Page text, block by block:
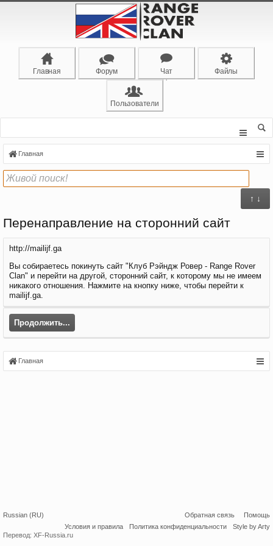
Главная Форум Чат Файлы
Пользователи
Главная
↑ ↓
Перенаправление на сторонний сайт
http://mailijf.ga
Вы собираетесь покинуть сайт "Клуб Рэйндж Ровер - Range Rover
Clan" и перейти на другой, сторонний сайт, к которому мы не имеем
никакого отношения. Нажмите на кнопку ниже, чтобы перейти к
mailijf.ga.
Продолжить...
Главная
Russian (RU) Обратная связь
Помощь
Условия и правила
Политика конфиденциальности
Style by Arty
Перевод: XF-Russia.ru